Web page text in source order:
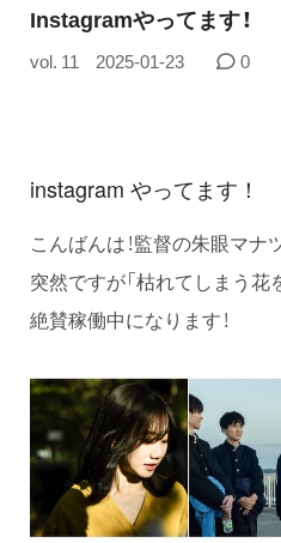
Instagramやってます！
vol. 11 2025-01-23 0
instagram やってます！
こんばんは！監督の朱眼マナ
突然ですが「枯れてしまう花
絶賛稼働中になります！